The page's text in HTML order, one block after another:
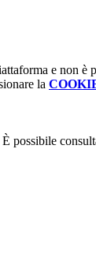
e non è
la
possibile